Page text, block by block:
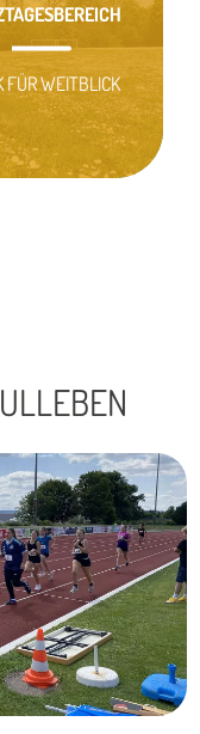
FÜR WEITBLICK